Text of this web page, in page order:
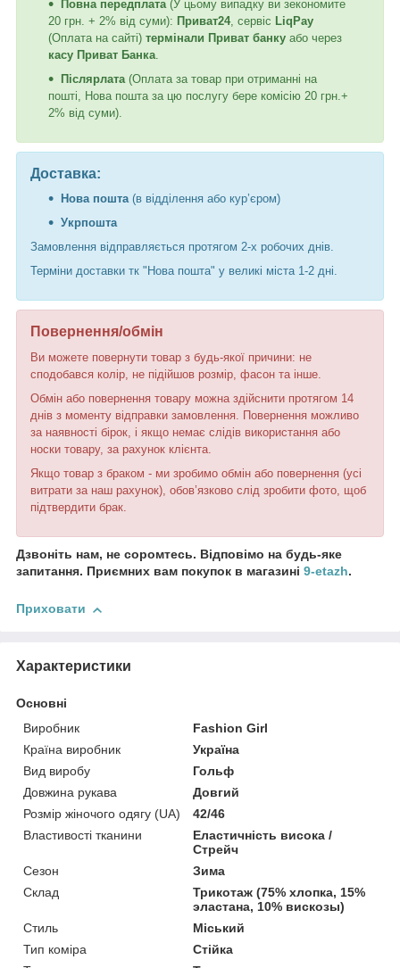
Повна передплата (У цьому випадку ви зекономите
20 грн. + 2% від суми): Приват24, сервіс LiqPay
(Оплата на сайті) термінали Приват банку або через
касу Приват Банка
Післярлата (Оплата за товар при отриманні на
пошті, Нова пошта за цю послугу бере комісію 20 грн.+
2% від суми).
Доставка:
Нова пошта (в відділення або кур’єром)
Укрпошта
Замовлення відправляється протягом 2-х робочих днів.
Терміни доставки тк "Нова пошта" у великі міста 1-2 дні.
Повернення/обмін
Ви можете повернути товар з будь-якої причини: не
сподобався колір, не підійшов розмір, фасон та інше.
Обмін або повернення товару можна здійснити протягом 14
днів з моменту відправки замовлення. Повернення можливо
за наявності бірок, і якщо немає слідів використання або
носки товару, за рахунок клієнта.
Якщо товар з браком - ми зробимо обмін або повернення (усі
витрати за наш рахунок), обов’язково слід зробити фото, щоб
підтвердити брак.
Дзвоніть нам, не соромтесь. Відповімо на будь-яке
запитання. Приємних вам покупок в магазині 9-etazh.
Приховати
Характеристики
Основні
Виробник
Fashion Girl
Країна виробник
Україна
Вид виробу
Гольф
Довжина рукава
Довгий
Розмір жіночого одягу (UA)
42/46
Властивості тканини
Еластичність висока /
Стрейч
Сезон
Зима
Склад
Трикотаж (75% хлопка, 15%
эластана, 10% вискозы)
Стиль
Міський
Тип коміра
Стійка